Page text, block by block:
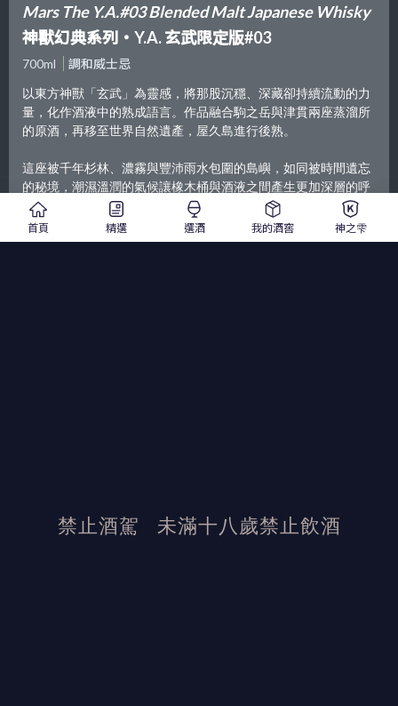
Mars The Y.A.#03 Blended Malt Japanese Whisky
神獸幻典系列・Y.A. 玄武限定版#03
700ml
調和威士忌
以東方神獸「玄武」為靈感，將那股沉穩、深藏卻持續流動的力
量，化作酒液中的熟成語言。作品融合駒之岳與津貫兩座蒸溜所
的原酒，再移至世界自然遺產，屋久島進行後熟。
這座被千年杉林、濃霧與豐沛雨水包圍的島嶼，如同被時間遺忘
的秘境，潮濕溫潤的氣候讓橡木桶與酒液之間產生更加深層的呼
吸節奏，使風味在歲月中逐漸轉向圓潤而深邃。波本桶帶來穩定
厚實的骨架，香草、木質調性與柔和甜感緩緩鋪展，伴隨熟成果
實與細緻辛香在口中層層堆疊，如深夜海潮拍打岩岸般安靜卻充
首頁 精選 選酒 我的酒窖 神之雫
禁止酒駕 未滿十八歲禁止飲酒